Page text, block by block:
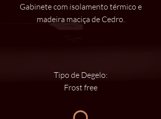
Gabinete com isolamento térmico e
madeira maciça de Cedro.
Tipo de Degelo:
Frost free